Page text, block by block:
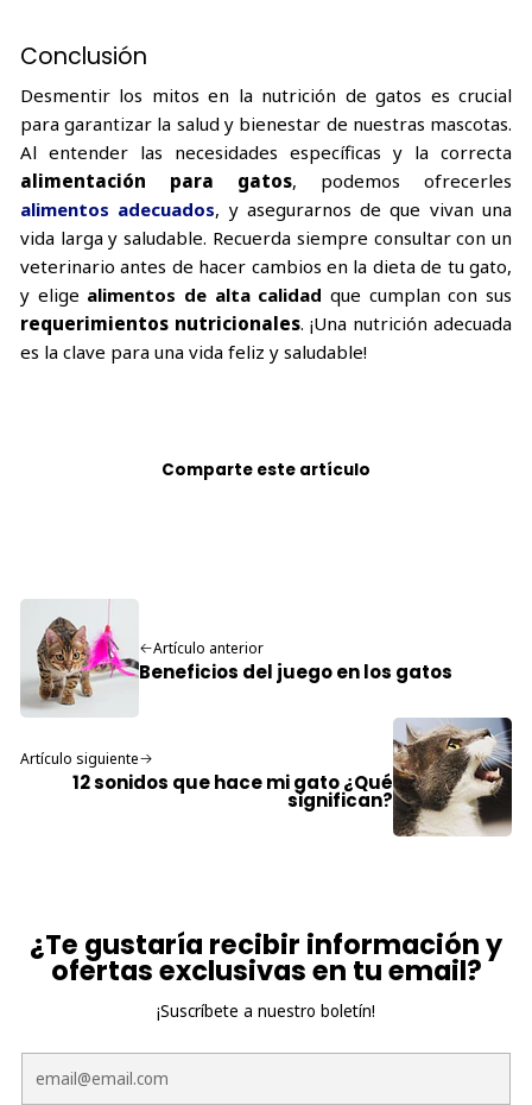
Conclusión
Desmentir los mitos en la nutrición de gatos es crucial
para garantizar la salud y bienestar de nuestras mascotas.
Al entender las necesidades específicas y la correcta
alimentación para gatos, podemos ofrecerles
alimentos adecuados, y asegurarnos de que vivan una
vida larga y saludable. Recuerda siempre consultar con un
veterinario antes de hacer cambios en la dieta de tu gato,
y elige alimentos de alta calidadque cumplan con sus
requerimientos nutricionales. ¡Una nutrición adecuada
es la clave para una vida feliz y saludable!
Comparte este artículo
Artículo anterior
Beneficios del juego en los gatos
Artículo siguiente
12 sonidos que hace mi gato ¿Qué
significan?
¿Te gustaría recibir información y
ofertas exclusivas en tu email?
¡Suscríbete a nuestro boletín!